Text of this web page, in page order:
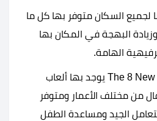
لجميع السكان متوفر بها كل ما
البهجة في المكان بها
الهامة.
كيدز أريا في The 8 New Zayed يوجد بها ألعاب
من مختلف الأعمار ومتوفر
الجيد ومساعدة الطفل